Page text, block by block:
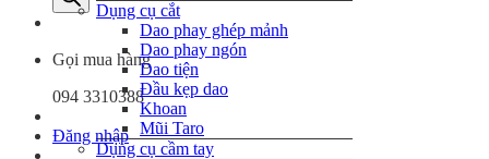
Gọi mua hàng
094 3310388
Đăng nhập
Dụng cụ cắt
Dao phay ghép mảnh
Dao phay ngón
Dao tiện
Đầu kẹp dao
Khoan
Mũi Taro
Dụng cụ cầm tay